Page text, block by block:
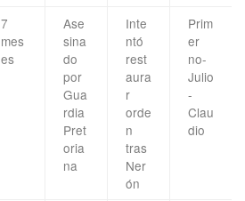
7
mes
es
Ase
sina
do
por
Gua
rdia
Pret
oria
na
Inte
ntó
rest
aura
r
orde
n
tras
Ner
ón
Prim
er
no-
Julio
-
Clau
dio